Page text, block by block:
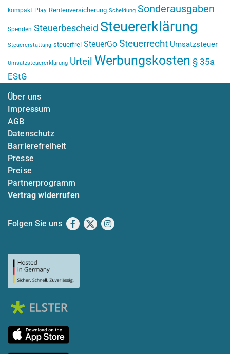
kompakt Play Rentenversicherung Scheidung Sonderausgaben
Spenden Steuerbescheid Steuererklärung
Steuererstattung steuerfrei SteuerGo Steuerrecht Umsatzsteuer
Umsatzsteuererklärung Urteil Werbungskosten § 35a
EStG
Über uns
Impressum
AGB
Datenschutz
Barrierefreiheit
Presse
Preise
Partnerprogramm
Vertrag widerrufen
Folgen Sie uns Facebook
X Instagram